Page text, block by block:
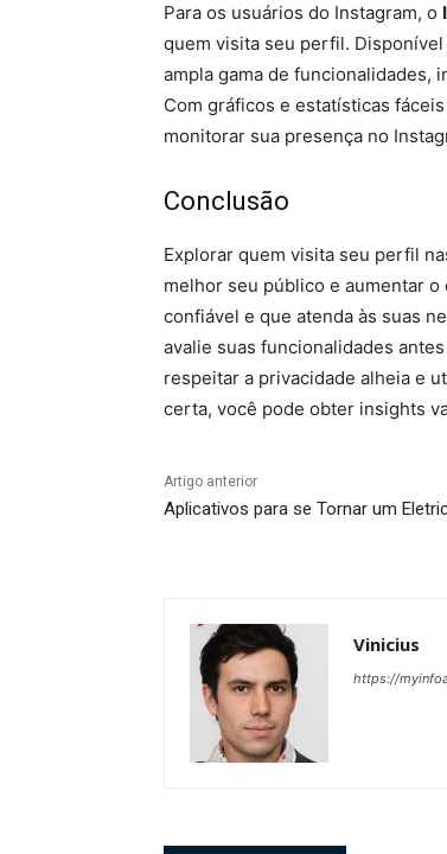
Para os usuários do Instagram, o
quem visita seu perfil.
ampla gama de funcionalidades,
Com gráficos e estatísticas
monitorar sua presença no
Conclusão
Explorar quem visita seu perfil
melhor seu público e aumentar
confiável e que atenda às suas
avalie suas funcionalidades
respeitar a privacidade alheia e
certa, você pode obter insights
Artigo anterior
Aplicativos para se Tornar um
Vinicius
https://